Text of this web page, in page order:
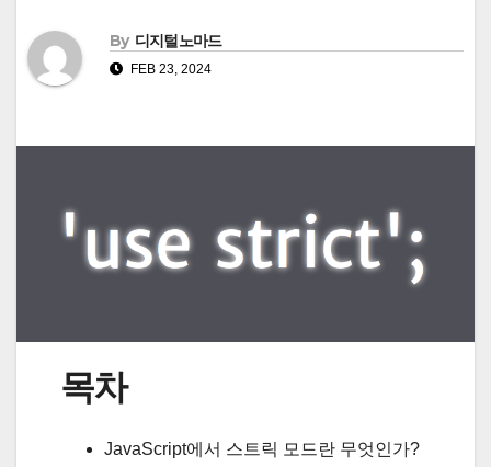
By 디지털노마드
FEB 23, 2024
목차
JavaScript에서 스트릭 모드란 무엇인가?